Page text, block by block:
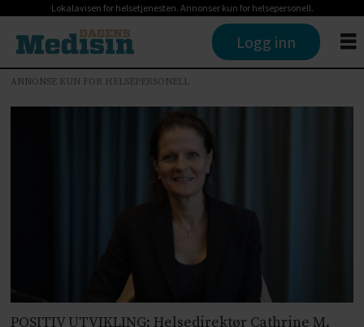
Lokalavisen for helsetjenesten. Annonser kun for helsepersonell.
Logg inn
ANNONSE KUN FOR HELSEPERSONELL
POSITIV UTVIKLING: Helsedirektør Cathrine M.